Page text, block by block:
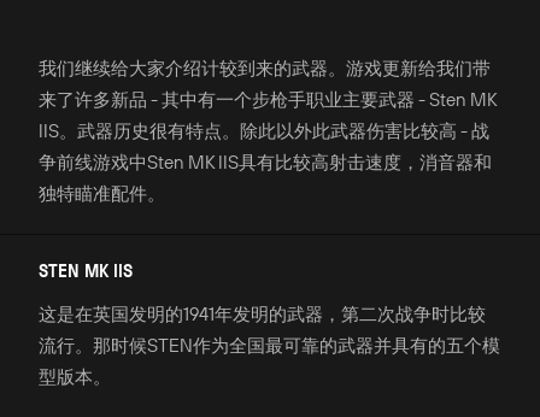
我们继续给大家介绍计较到来的武器。游戏更新给我们带
来了许多新品 - 其中有一个步枪手职业主要武器 - Sten MK
IIS。武器历史很有特点。除此以外此武器伤害比较高 - 战
争前线游戏中Sten MK IIS具有比较高射击速度，消音器和
独特瞄准配件。
STEN MK IIS
这是在英国发明的1941年发明的武器，第二次战争时比较
流行。那时候STEN作为全国最可靠的武器并具有的五个模
型版本。